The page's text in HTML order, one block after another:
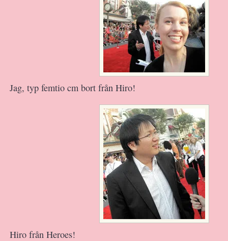
Jag, typ femtio cm bort från Hiro!
Hiro från Heroes!